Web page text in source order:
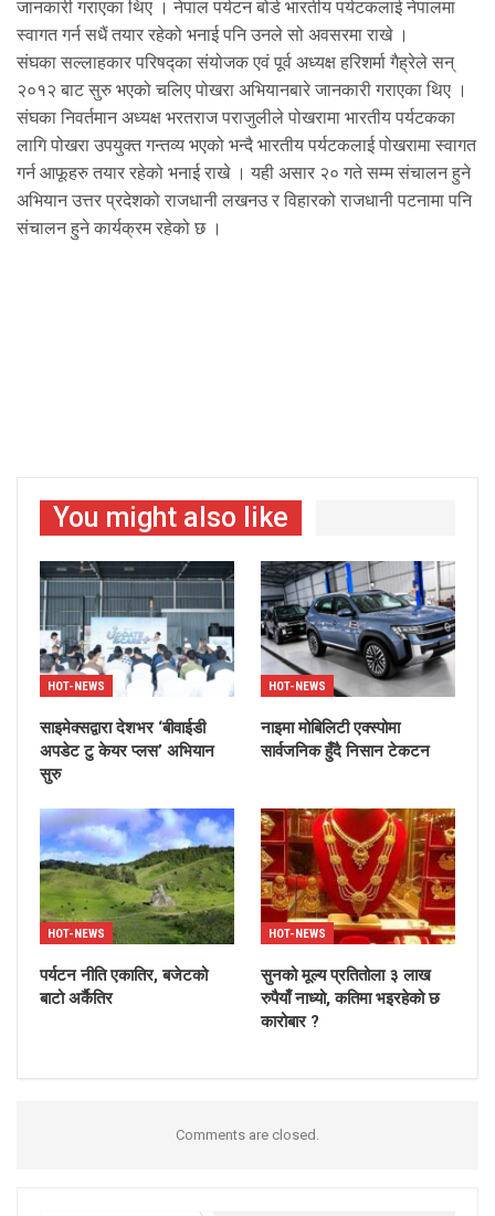
जानकारी गराएका थिए । नेपाल पर्यटन बोर्ड भारतीय पर्यटकलाई नेपालमा
स्वागत गर्न सधैं तयार रहेको भनाई पनि उनले सो अवसरमा राखे ।
संघका सल्लाहकार परिषद्का संयोजक एवं पूर्व अध्यक्ष हरिशर्मा गैह्रेले सन्
२०१२ बाट सुरु भएको चलिए पोखरा अभियानबारे जानकारी गराएका थिए ।
संघका निवर्तमान अध्यक्ष भरतराज पराजुलीले पोखरामा भारतीय पर्यटकका
लागि पोखरा उपयुक्त गन्तव्य भएको भन्दै भारतीय पर्यटकलाई पोखरामा स्वागत
गर्न आफूहरु तयार रहेको भनाई राखे । यही असार २० गते सम्म संचालन हुने
अभियान उत्तर प्रदेशको राजधानी लखनउ र विहारको राजधानी पटनामा पनि
संचालन हुने कार्यक्रम रहेको छ ।
You might also like
HOT-NEWS
साइमेक्सद्वारा देशभर ‘बीवाईडी
अपडेट टु केयर प्लस’ अभियान
सुरु
HOT-NEWS
नाइमा मोबिलिटी एक्स्पोमा
सार्वजनिक हुँदै निसान टेकटन
HOT-NEWS
पर्यटन नीति एकातिर, बजेटको
बाटो अर्कैतिर
HOT-NEWS
सुनको मूल्य प्रतितोला ३ लाख
रुपैयाँ नाध्यो, कतिमा भइरहेको छ
कारोबार ?
Comments are closed.